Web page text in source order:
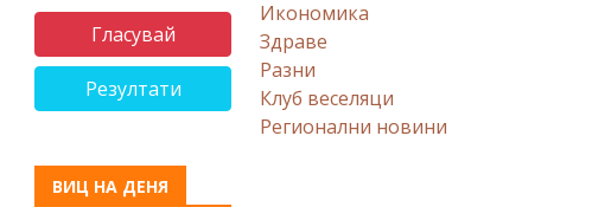
Резултати
Икономика
Здраве
Разни
Клуб веселяци
Регионални новини
ВИЦ НА ДЕНЯ